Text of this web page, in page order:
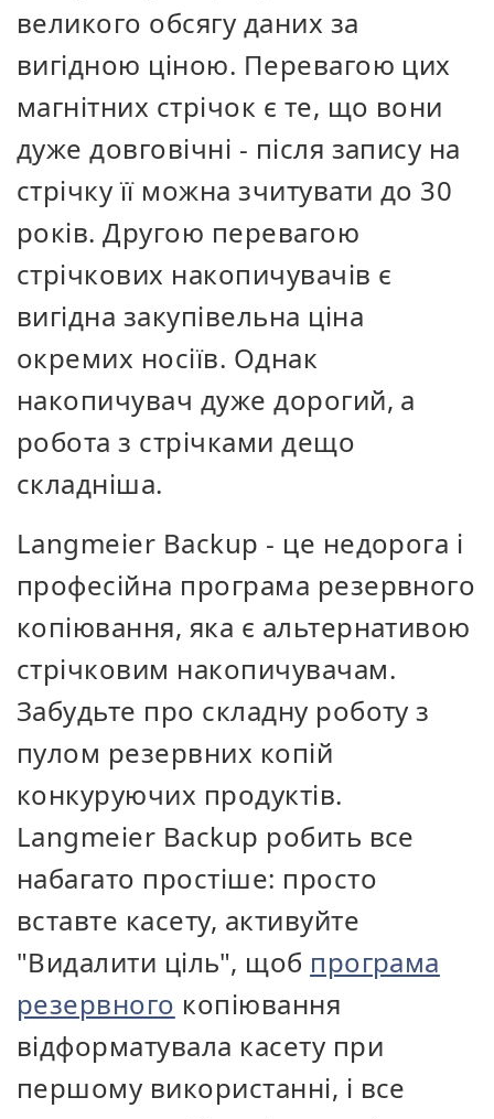
великого обсягу даних за
вигідною ціною. Перевагою цих
магнітних стрічок є те, що вони
дуже довговічні - після запису на
стрічку її можна зчитувати до 30
років. Другою перевагою
стрічкових накопичувачів є
вигідна закупівельна ціна
окремих носіїв. Однак
накопичувач дуже дорогий, а
робота з стрічками дещо
складніша.
Langmeier Backup - це недорога і
професійна програма резервного
копіювання, яка є альтернативою
стрічковим накопичувачам.
Забудьте про складну роботу з
пулом резервних копій
конкуруючих продуктів.
Langmeier Backup робить все
набагато простіше: просто
вставте касету, активуйте
"Видалити ціль", щоб програма
резервного копіювання
відформатувала касету при
першому використанні, і все